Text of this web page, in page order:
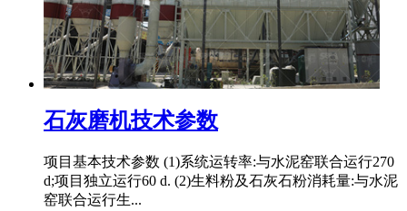
石灰磨机技术参数
项目基本技术参数 (1)系统运转率:与水泥窑联合运行270
d;项目独立运行60 d. (2)生料粉及石灰石粉消耗量:与水泥
窑联合运行生...